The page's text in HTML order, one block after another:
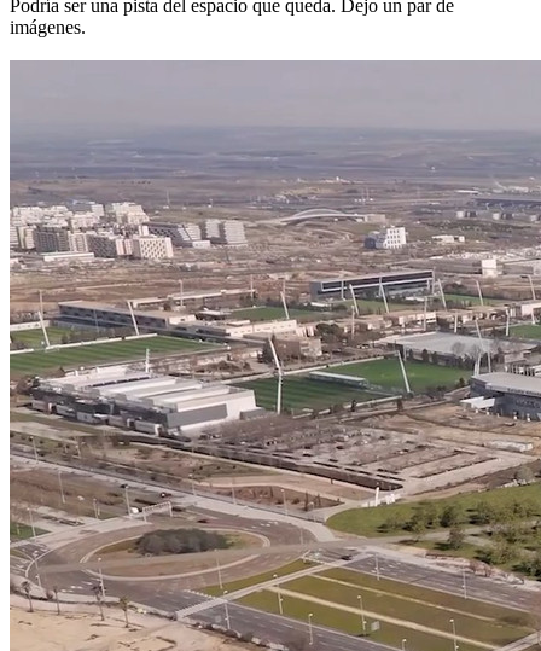
Podría ser una pista del espacio que queda. Dejo un par de
imágenes.